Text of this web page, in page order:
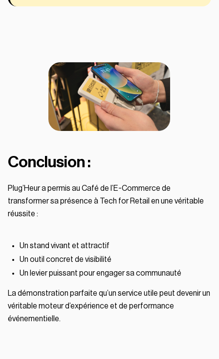
Conclusion :
Plug’Heur a permis au Café de l’E-Commerce de
transformer sa présence à Tech for Retail en une véritable
réussite :
Un stand vivant et attractif
Un outil concret de visibilité
Un levier puissant pour engager sa communauté
La démonstration parfaite qu’un service utile peut devenir un
véritable moteur d’expérience et de performance
événementielle.